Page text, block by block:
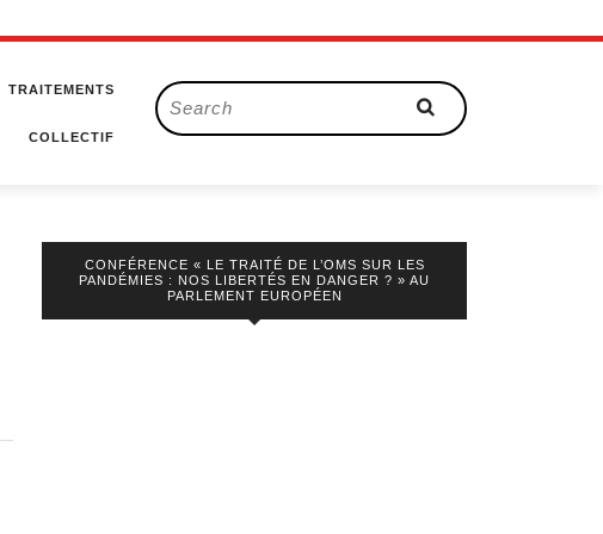
TRAITEMENTS
COLLECTIF
Search
for:
CONFÉRENCE « LE TRAITÉ DE L’OMS SUR LES
PANDÉMIES : NOS LIBERTÉS EN DANGER ? » AU
PARLEMENT EUROPÉEN